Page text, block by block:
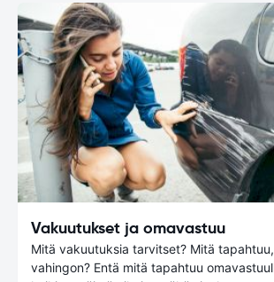
Vakuutukset ja omavastuu
Mitä vakuutuksia tarvitset? Mitä
vahingon? Entä mitä tapahtuu